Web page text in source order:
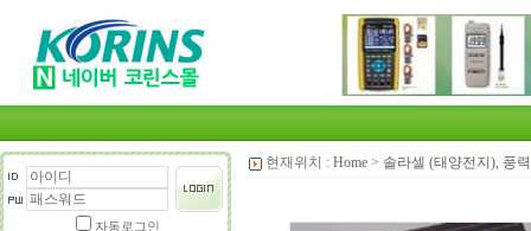
자동로그인
현재위치 : Home > 솔라셀 (태양전지), 풍